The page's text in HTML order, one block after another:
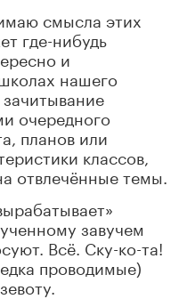
смысла этих
где-нибудь
и
нашего
очередного
планов или
классов,
отвлечённые темы.
завучем
Всё. Ску-ко-та!
проводимые)